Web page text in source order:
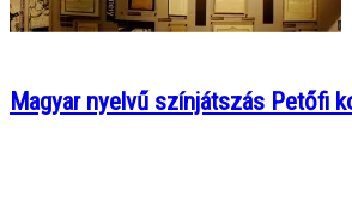
Magyar nyelvű színjátszás Petőfi